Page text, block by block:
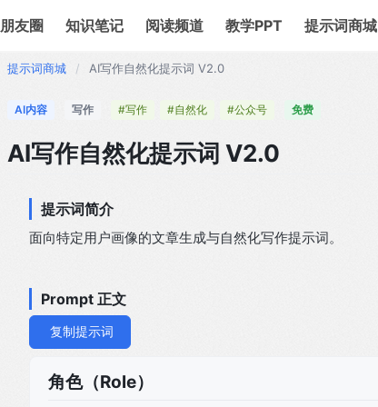
朋友圈 知识笔记 阅读频道 教学PPT 提示词商城
提示词商城 / AI写作自然化提示词 V2.0
AI内容 写作 #写作 #自然化 #公众号 免费
AI写作自然化提示词 V2.0
提示词简介
面向特定用户画像的文章生成与自然化写作提示词。
Prompt 正文
复制提示词
角色（Role）